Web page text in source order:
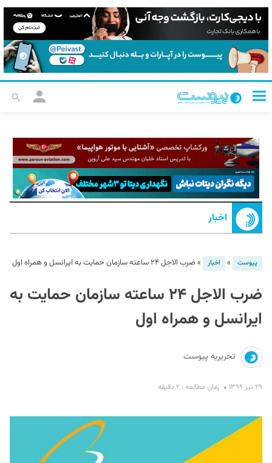
اخبار
پیوست » اخبار »ضرب الاجل ۲۴ ساعته سازمان حمایت به ایرانسل و همراه اول
ضرب الاجل ۲۴ ساعته سازمان حمایت به
ایرانسل و همراه اول
تحریریه پیوست
۲۹ تیر ۱۳۹۹ زمان مطالعه : ۲ دقیقه